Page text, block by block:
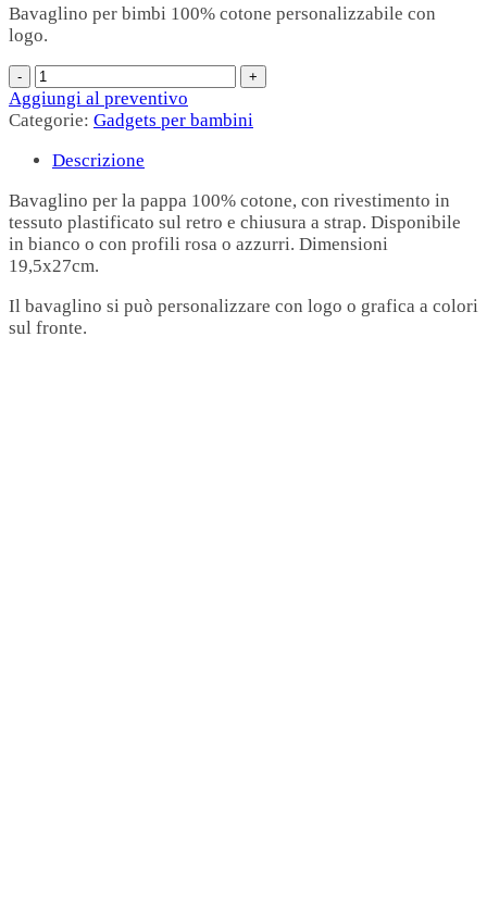
Bavaglino per bimbi 100% cotone personalizzabile con
logo.
Aggiungi al preventivo
Categorie: Gadgets per bambini
Descrizione
Bavaglino per la pappa 100% cotone, con rivestimento in
tessuto plastificato sul retro e chiusura a strap. Disponibile
in bianco o con profili rosa o azzurri. Dimensioni
19,5x27cm.
Il bavaglino si può personalizzare con logo o grafica a colori
sul fronte.